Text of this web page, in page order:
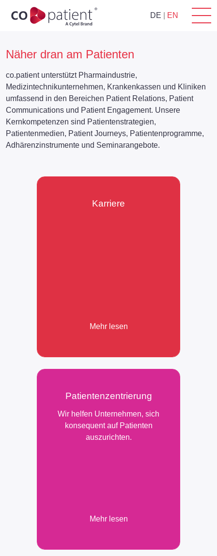
DE EN
Näher dran am Patienten
co.patient unterstützt Pharmaindustrie,
Medizintechnikunternehmen, Krankenkassen und Kliniken
umfassend in den Bereichen Patient Relations, Patient
Communications und Patient Engagement. Unsere
Kernkompetenzen sind Patientenstrategien,
Patientenmedien, Patient Journeys, Patientenprogramme,
Adhärenzinstrumente und Seminarangebote.
Karriere
Mehr lesen
Patienten­­zentrierung
Wir helfen Unternehmen, sich
konsequent auf Patienten
auszurichten.
Mehr lesen